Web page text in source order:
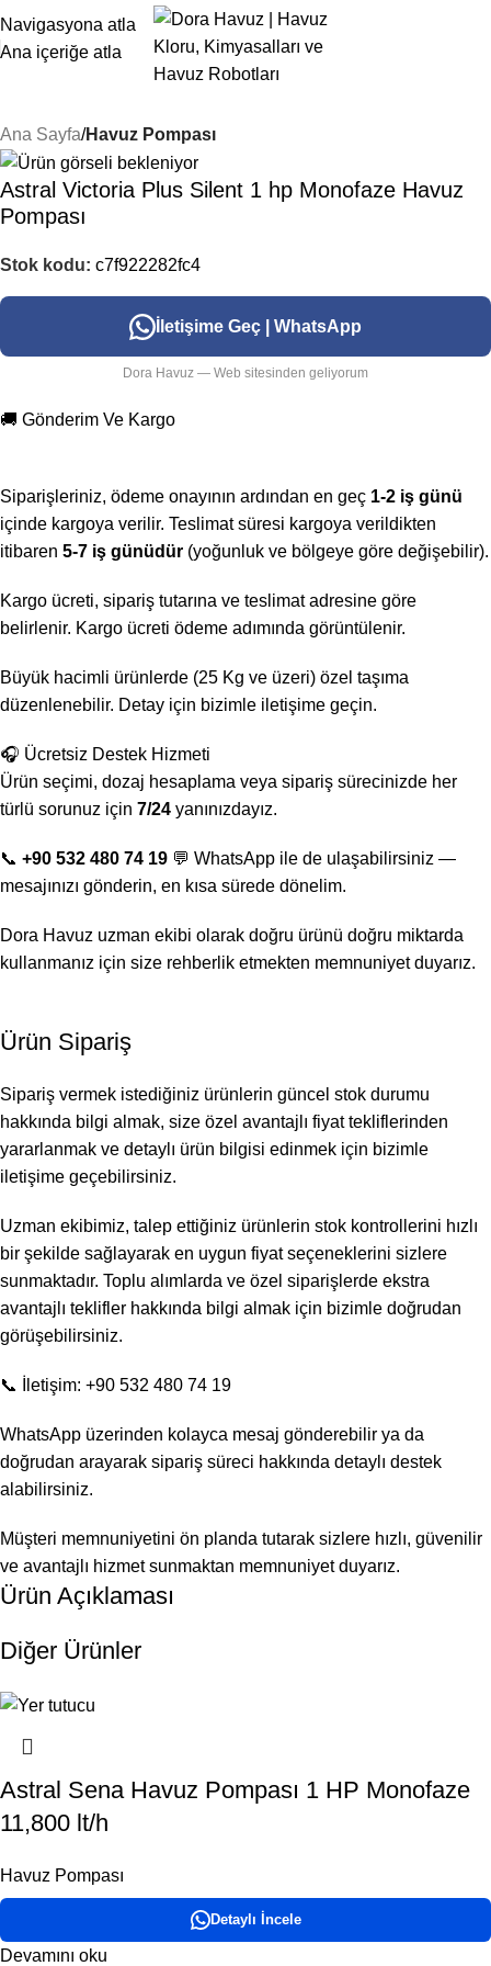
Navigasyona atla
Ana içeriğe atla
Ana Sayfa Havuz Pompası
Astral Victoria Plus Silent 1 hp Monofaze Havuz
Pompası
Stok kodu: c7f922282fc4
İletişime Geç | WhatsApp
Dora Havuz — Web sitesinden geliyorum
🚚 Gönderim Ve Kargo
Siparişleriniz, ödeme onayının ardından en geç 1-2 iş günü
içinde kargoya verilir. Teslimat süresi kargoya verildikten
itibaren 5-7 iş günüdür (yoğunluk ve bölgeye göre değişebilir).
Kargo ücreti, sipariş tutarına ve teslimat adresine göre
belirlenir. Kargo ücreti ödeme adımında görüntülenir.
Büyük hacimli ürünlerde (25 Kg ve üzeri) özel taşıma
düzenlenebilir. Detay için bizimle iletişime geçin.
🎧 Ücretsiz Destek Hizmeti
Ürün seçimi, dozaj hesaplama veya sipariş sürecinizde her
türlü sorunuz için 7/24 yanınızdayız.
📞 +90 532 480 74 19 💬 WhatsApp ile de ulaşabilirsiniz —
mesajınızı gönderin, en kısa sürede dönelim.
Dora Havuz uzman ekibi olarak doğru ürünü doğru miktarda
kullanmanız için size rehberlik etmekten memnuniyet duyarız.
Ürün Sipariş
Sipariş vermek istediğiniz ürünlerin güncel stok durumu
hakkında bilgi almak, size özel avantajlı fiyat tekliflerinden
yararlanmak ve detaylı ürün bilgisi edinmek için bizimle
iletişime geçebilirsiniz.
Uzman ekibimiz, talep ettiğiniz ürünlerin stok kontrollerini hızlı
bir şekilde sağlayarak en uygun fiyat seçeneklerini sizlere
sunmaktadır. Toplu alımlarda ve özel siparişlerde ekstra
avantajlı teklifler hakkında bilgi almak için bizimle doğrudan
görüşebilirsiniz.
📞 İletişim: +90 532 480 74 19
WhatsApp üzerinden kolayca mesaj gönderebilir ya da
doğrudan arayarak sipariş süreci hakkında detaylı destek
alabilirsiniz.
Müşteri memnuniyetini ön planda tutarak sizlere hızlı, güvenilir
ve avantajlı hizmet sunmaktan memnuniyet duyarız.
Ürün Açıklaması
Diğer Ürünler
Astral Sena Havuz Pompası 1 HP Monofaze
11,800 lt/h
Havuz Pompası
Detaylı İncele
Devamını oku